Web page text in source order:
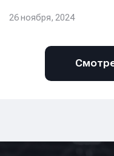
26 ноября, 2024